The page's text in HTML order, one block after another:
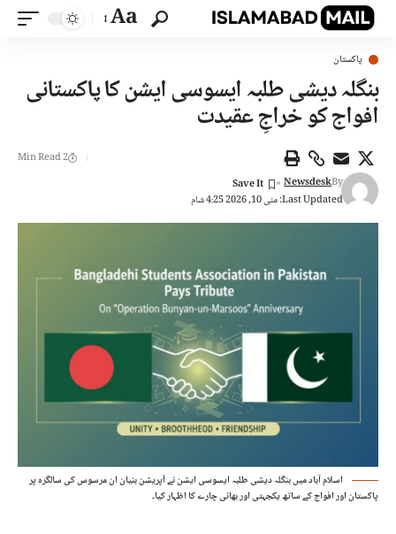
Aa
پاکستان
بنگلہ دیشی طلبہ ایسوسی ایشن کا پاکستانی
افواج کو خراجِ عقیدت
Last Updated: مئی 10, 2026 4:25 شام
By
Newsdesk
2 Min Read
اسلام آباد میں بنگلہ دیشی طلبہ ایسوسی ایشن نے آپریشن بنیان ان مرسوس کی سالگرہ پر
پاکستان اور افواج کے ساتھ یکجہتی اور بھائی چارے کا اظہار کیا۔